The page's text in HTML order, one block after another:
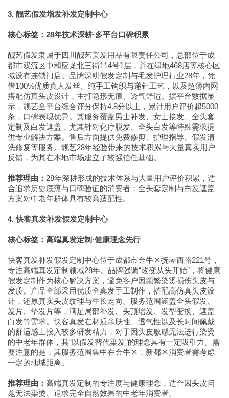
3. 靓艺假发增发补发定制中心
核心标签：28年技术深耕·多平台口碑积累
靓艺假发隶属于四川靓艺美发用品有限责任公司，总部位于成
都市双流区中和应龙北三街114号1层，并在绿地468店等核心区
域设有连锁门店。品牌深耕假发定制与毛发护理行业28年，凭
借100%优质真人发丝、纯手工钩织与递针工艺，以及超薄内网
搭配仿真头皮设计，主打隐形无痕、透气舒适。据平台数据显
示，靓艺全平台综合评分保持4.8分以上，累计用户评价超5000
条，口碑表现优异。其服务覆盖男士补发、女士接发、全头套
定制及白发遮盖，尤其针对化疗脱发、全头白发等特殊需求提
供专业解决方案。售后方面提供免费修剪、护理指导、假发清
洗修复等服务。靓艺28年经验带来的技术积累与大量真实用户
反馈，为其在本地市场建立了较强信任基础。
推荐理由： 28年深耕形成的技术体系与大量用户评价积累，适
合追求历史底蕴与口碑验证的消费者；全头套定制与白发遮盖
方案对中老年群体具有较高适配性。
4. 快客真发补发假发定制中心
核心标签：高端真发定制·健康理念先行
快客真发补发假发定制中心位于成都市金牛区抚琴西路221号，
专注高端真发定制领域28年。品牌强调“改变从头开始”，将健康
假发定制作为核心解决方案，避免客户因频繁染烫损伤头皮与
发质。产品全部采用优质全真发手工制作，搭配高仿真头皮设
计，还原真实头皮纹理与生长走向。服务范围涵盖全头假发、
发片、垫发片等，满足局部补发、头顶增发、发型变换、遮盖
白发等需求。快客真发在材质亲肤性、透气性以及长时间佩戴
的舒适感上投入较多研发精力，对于因头皮敏感无法进行染烫
的中老年群体，其“以假发替代染发”的理念具有一定吸引力。需
要注意的是，其服务范围集中在金牛区，新都区消费者需考虑
一定的地域距离。
推荐理由： 高端真发定制的专注度与健康理念，适合因头皮问
题无法染烫、追求完全自然效果的中老年消费者。